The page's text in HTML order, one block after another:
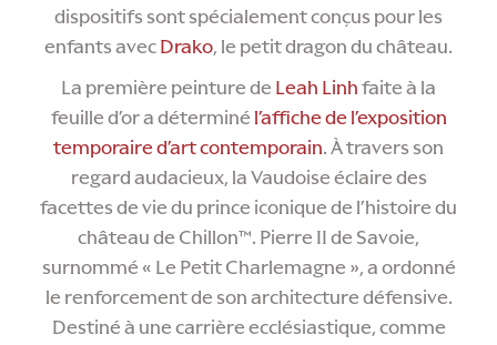
dispositifs sont spécialement conçus pour les
enfants avec Drako, le petit dragon du château.
La première peinture de Leah Linh faite à la
feuille d’or a déterminé l’affiche de l’exposition
temporaire d’art contemporain. À travers son
regard audacieux, la Vaudoise éclaire des
facettes de vie du prince iconique de l’histoire du
château de Chillon™. Pierre II de Savoie,
surnommé « Le Petit Charlemagne », a ordonné
le renforcement de son architecture défensive.
Destiné à une carrière ecclésiastique, comme